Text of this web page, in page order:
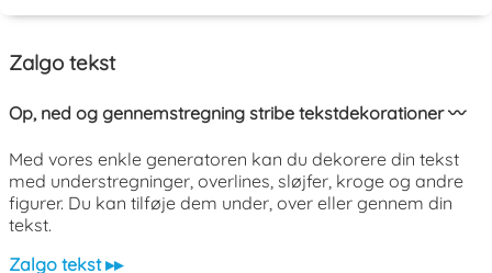
Zalgo tekst
Op, ned og gennemstregning stribe tekstdekorationer 〰️
Med vores enkle generatoren kan du dekorere din tekst
med understregninger, overlines, sløjfer, kroge og andre
figurer. Du kan tilføje dem under, over eller gennem din
tekst.
Zalgo tekst ▸▸